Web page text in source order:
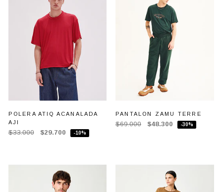
POLERA ATIQ ACANALADA
AJI
$33.000 $29.700 -10%
PANTALON ZAMU TERRE
$69.000 $48.300 -30%